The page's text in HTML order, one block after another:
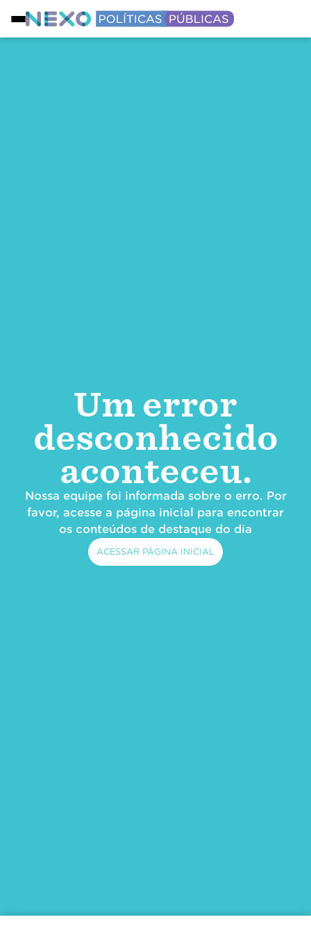
Um error
desconhecido
aconteceu.
Nossa equipe foi informada sobre o erro. Por
favor, acesse a página inicial para encontrar
os conteúdos de destaque do dia
ACESSAR PÁGINA INICIAL